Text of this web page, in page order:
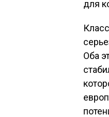
для
Оба